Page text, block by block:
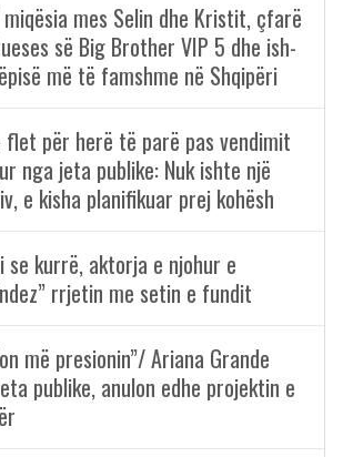
mes Selin dhe Kristit, çfarë
së Big Brother VIP 5 dhe ish-
më të famshme në Shqipëri
flet për herë të parë pas vendimit
nga jeta publike: Nuk ishte një
e kisha planifikuar prej kohësh
se kurrë, aktorja e njohur e
rrjetin me setin e fundit
më presionin”/ Ariana Grande
publike, anulon edhe projektin e